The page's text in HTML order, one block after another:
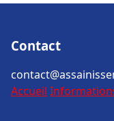
Contact
Accueil